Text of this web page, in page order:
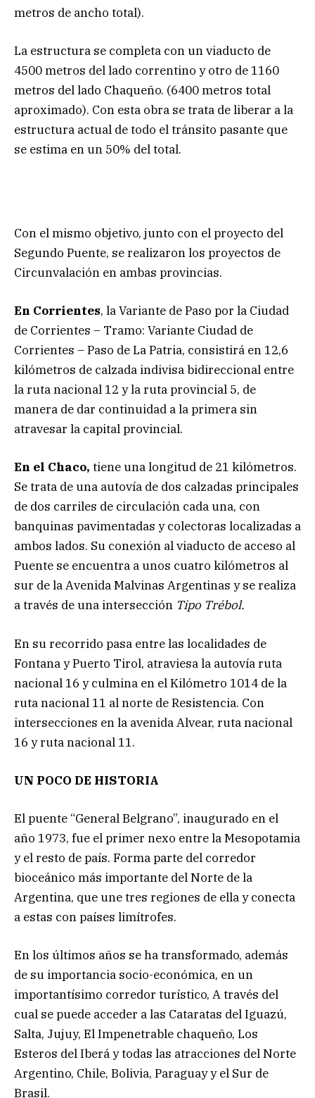
metros de ancho total).
La estructura se completa con un viaducto de
4500 metros del lado correntino y otro de 1160
metros del lado Chaqueño. (6400 metros total
aproximado). Con esta obra se trata de liberar a la
estructura actual de todo el tránsito pasante que
se estima en un 50% del total.
Con el mismo objetivo, junto con el proyecto del
Segundo Puente, se realizaron los proyectos de
Circunvalación en ambas provincias.
En Corrientes, la Variante de Paso por la Ciudad
de Corrientes – Tramo: Variante Ciudad de
Corrientes – Paso de La Patria, consistirá en 12,6
kilómetros de calzada indivisa bidireccional entre
la ruta nacional 12 y la ruta provincial 5, de
manera de dar continuidad a la primera sin
atravesar la capital provincial.
En el Chaco, tiene una longitud de 21 kilómetros.
Se trata de una autovía de dos calzadas principales
de dos carriles de circulación cada una, con
banquinas pavimentadas y colectoras localizadas a
ambos lados. Su conexión al viaducto de acceso al
Puente se encuentra a unos cuatro kilómetros al
sur de la Avenida Malvinas Argentinas y se realiza
a través de una intersección Tipo Trébol.
En su recorrido pasa entre las localidades de
Fontana y Puerto Tirol, atraviesa la autovía ruta
nacional 16 y culmina en el Kilómetro 1014 de la
ruta nacional 11 al norte de Resistencia. Con
intersecciones en la avenida Alvear, ruta nacional
16 y ruta nacional 11.
UN POCO DE HISTORIA
El puente “General Belgrano”, inaugurado en el
año 1973, fue el primer nexo entre la Mesopotamia
y el resto de país. Forma parte del corredor
bioceánico más importante del Norte de la
Argentina, que une tres regiones de ella y conecta
a estas con países limítrofes.
En los últimos años se ha transformado, además
de su importancia socio-económica, en un
importantísimo corredor turístico, A través del
cual se puede acceder a las Cataratas del Iguazú,
Salta, Jujuy, El Impenetrable chaqueño, Los
Esteros del Iberá y todas las atracciones del Norte
Argentino, Chile, Bolivia, Paraguay y el Sur de
Brasil.